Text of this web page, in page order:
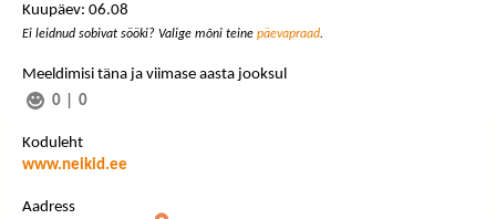
Kuupäev: 06.08
Ei leidnud sobivat sööki? Valige mõni teine päevapraad.
Meeldimisi täna ja viimase aasta jooksul
0
0
Koduleht
www.neikid.ee
Aadress